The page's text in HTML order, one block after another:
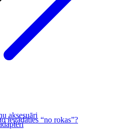
aksesuāri
iegādāties “no rokas”?